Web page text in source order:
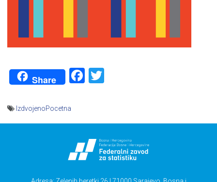
Share Facebook
IzdvojenoPocetna